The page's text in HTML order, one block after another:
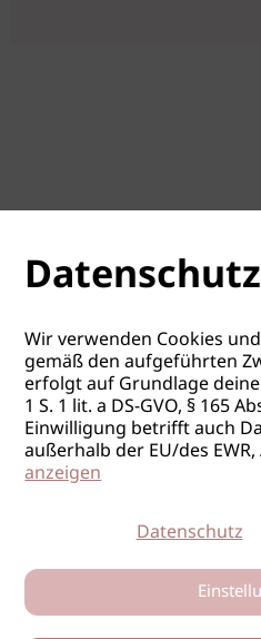
Wir verwenden Cookies
gemäß den aufgeführten
erfolgt auf Grundlage
1 S. 1 lit. a DS-GVO, § 165
Einwilligung betrifft auch
außerhalb der EU/des
anzeigen
Datenschutz